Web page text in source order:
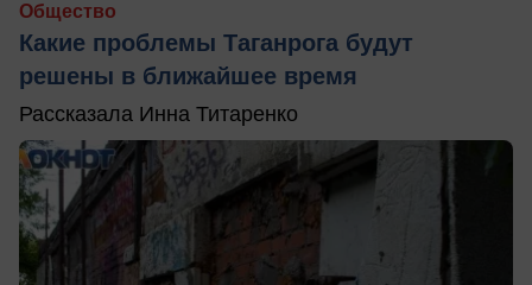
Общество
Какие проблемы Таганрога будут
решены в ближайшее время
Рассказала Инна Титаренко